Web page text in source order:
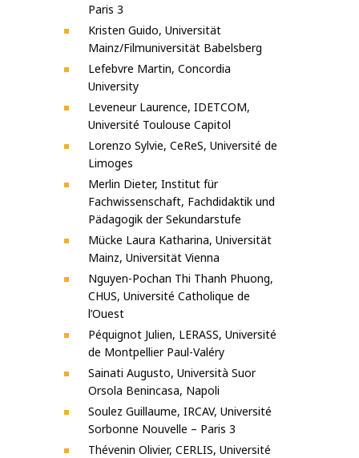
Paris 3
Kristen Guido, Universität
Mainz/Filmuniversität Babelsberg
Lefebvre Martin, Concordia
University
Leveneur Laurence, IDETCOM,
Université Toulouse Capitol
Lorenzo Sylvie, CeReS, Université de
Limoges
Merlin Dieter, Institut für
Fachwissenschaft, Fachdidaktik und
Pädagogik der Sekundarstufe
Mücke Laura Katharina, Universität
Mainz, Universität Vienna
Nguyen-Pochan Thi Thanh Phuong,
CHUS, Université Catholique de
l’Ouest
Péquignot Julien, LERASS, Université
de Montpellier Paul-Valéry
Sainati Augusto, Università Suor
Orsola Benincasa, Napoli
Soulez Guillaume, IRCAV, Université
Sorbonne Nouvelle – Paris 3
Thévenin Olivier, CERLIS, Université